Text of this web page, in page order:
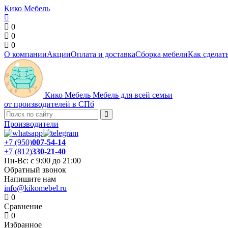
Кико Мебель
0
0
0
О компанииАкцииОплата и доставкаСборка мебелиКак
Кико Мебель Мебель для всей семьи
от производителей в СПб
Производители
+7 (950)007-54-14
+7 (812)330-21-40
Пн-Вс: с 9:00 до 21:00
Обратный звонок
Напишите нам
info@kikomebel.ru
0
Сравнение
0
Избранное